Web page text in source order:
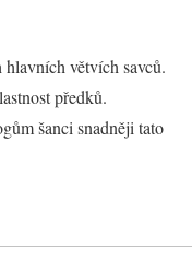
hlavních větvích savců.
předků.
šanci snadněji tato